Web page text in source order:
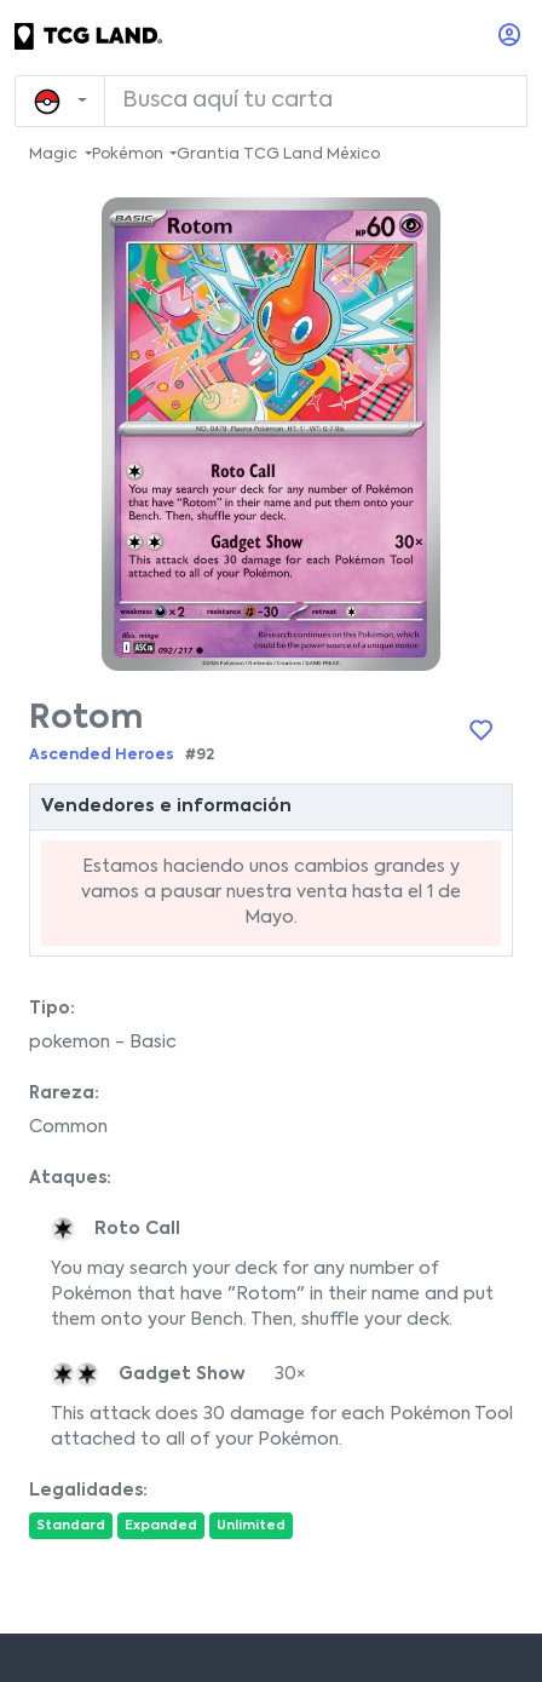
Magic Pokémon Grantia TCG Land México
Rotom
Ascended Heroes #92
Vendedores e información
Estamos haciendo unos cambios grandes y
vamos a pausar nuestra venta hasta el 1 de
Mayo.
Tipo:
pokemon - Basic
Rareza:
Common
Ataques:
Roto Call
You may search your deck for any number of
Pokémon that have "Rotom" in their name and put
them onto your Bench. Then, shuffle your deck.
Gadget Show 30×
This attack does 30 damage for each Pokémon Tool
attached to all of your Pokémon.
Legalidades:
Standard Expanded Unlimited